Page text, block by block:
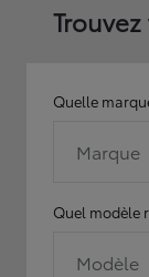
Quelle
Marque
Quel modèle
Modèle